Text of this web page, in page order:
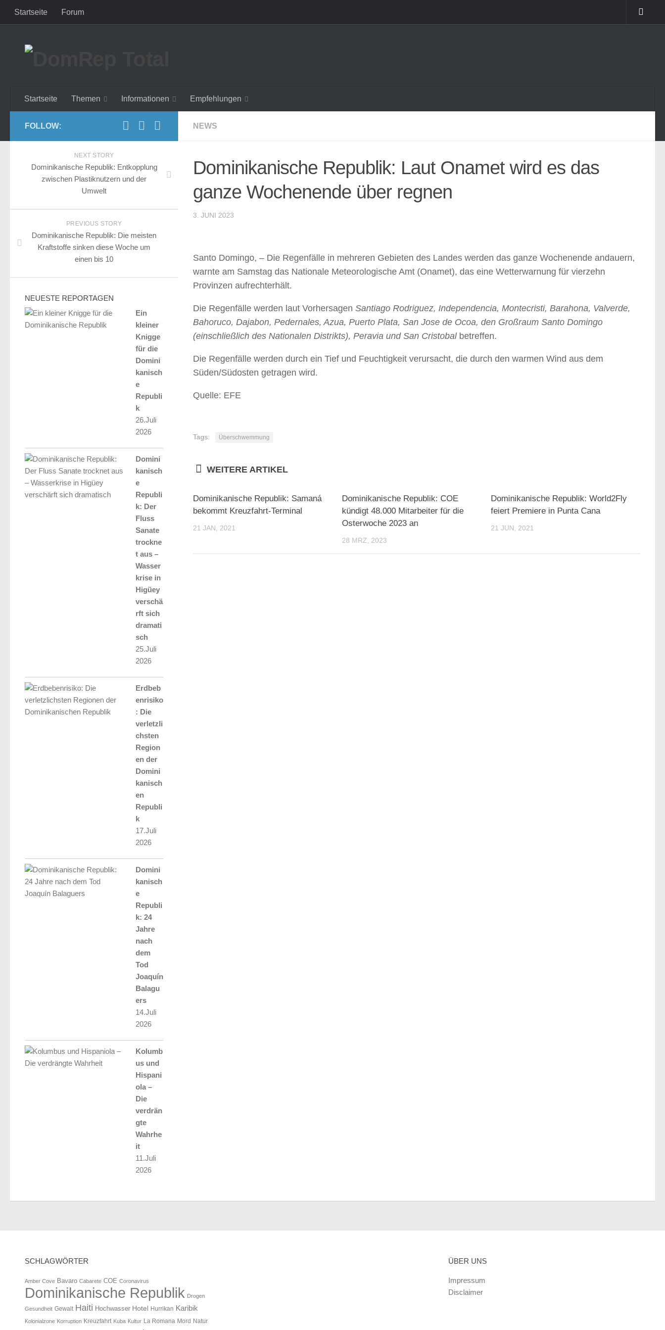
Startseite Forum
Startseite Themen Informationen Empfehlungen
NEWS
Dominikanische Republik: Laut Onamet wird es das
ganze Wochenende über regnen
3. JUNI 2023
Santo Domingo, – Die Regenfälle in mehreren Gebieten des Landes werden das ganze Wochenende andauern,
warnte am Samstag das Nationale Meteorologische Amt (Onamet), das eine Wetterwarnung für vierzehn
Provinzen aufrechterhält.
Die Regenfälle werden laut Vorhersagen Santiago Rodriguez, Independencia, Montecristi, Barahona, Valverde,
Bahoruco, Dajabon, Pedernales, Azua, Puerto Plata, San Jose de Ocoa, den Großraum Santo Domingo
(einschließlich des Nationalen Distrikts), Peravia und San Cristobal betreffen.
Die Regenfälle werden durch ein Tief und Feuchtigkeit verursacht, die durch den warmen Wind aus dem
Süden/Südosten getragen wird.
Quelle: EFE
Tags: Überschwemmung
WEITERE ARTIKEL
Dominikanische Republik: Samaná
bekommt Kreuzfahrt-Terminal
21 JAN, 2021
Dominikanische Republik: COE
kündigt 48.000 Mitarbeiter für die
Osterwoche 2023 an
28 MRZ, 2023
Dominikanische Republik: World2Fly
feiert Premiere in Punta Cana
21 JUN, 2021
FOLLOW:
NEXT STORY
Dominikanische Republik: Entkopplung
zwischen Plastiknutzern und der
Umwelt
PREVIOUS STORY
Dominikanische Republik: Die meisten
Kraftstoffe sinken diese Woche um
einen bis 10
NEUESTE REPORTAGEN
Ein
kleiner
Knigge
für die
Domini
kanisch
e
Republi
k
26.Juli
2026
Domini
kanisch
e
Republi
k: Der
Fluss
Sanate
trockne
t aus –
Wasser
krise in
Higüey
verschä
rft sich
dramati
sch
25.Juli
2026
Erdbeb
enrisiko
: Die
verletzli
chsten
Region
en der
Domini
kanisch
en
Republi
k
17.Juli
2026
Domini
kanisch
e
Republi
k: 24
Jahre
nach
dem
Tod
Joaquín
Balagu
ers
14.Juli
2026
Kolumb
us und
Hispani
ola –
Die
verdrän
gte
Wahrhe
it
11.Juli
2026
SCHLAGWÖRTER
Amber Cove Bavaro Cabarete COE Coronavirus
Dominikanische Republik Drogen
Gesundheit Gewalt Haiti Hochwasser Hotel Hurrikan Karibik
Kolonialzone Korruption Kreuzfahrt Kuba Kultur La Romana Mord Natur
ÜBER UNS
Impressum
Disclaimer